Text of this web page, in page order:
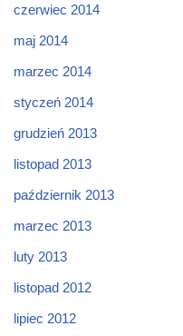
czerwiec 2014
maj 2014
marzec 2014
styczeń 2014
grudzień 2013
listopad 2013
październik 2013
marzec 2013
luty 2013
listopad 2012
lipiec 2012